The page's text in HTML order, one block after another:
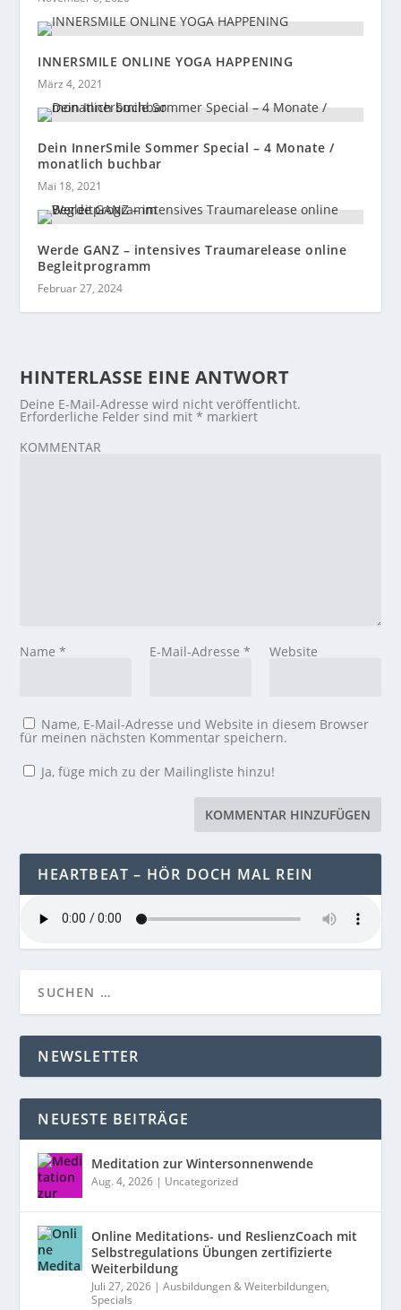
INNERSMILE ONLINE YOGA HAPPENING
März 4, 2021
Dein InnerSmile Sommer Special – 4 Monate /
monatlich buchbar
Mai 18, 2021
Werde GANZ – intensives Traumarelease online
Begleitprogramm
Februar 27, 2024
HINTERLASSE EINE ANTWORT
Deine E-Mail-Adresse wird nicht veröffentlicht.
Erforderliche Felder sind mit* markiert
KOMMENTAR
Name* E-Mail-Adresse * Website
Name, E-Mail-Adresse und Website in diesem Browser
für meinen nächsten Kommentar speichern.
Ja, füge mich zu der Mailingliste hinzu!
HEARTBEAT – HÖR DOCH MAL REIN
NEWSLETTER
NEUESTE BEITRÄGE
Meditation zur Wintersonnenwende
Aug. 4, 2026 | Uncategorized
Online Meditations- und ReslienzCoach mit
Selbstregulations Übungen zertifizierte
Weiterbildung
Juli 27, 2026 |Ausbildungen & Weiterbildungen,
Specials